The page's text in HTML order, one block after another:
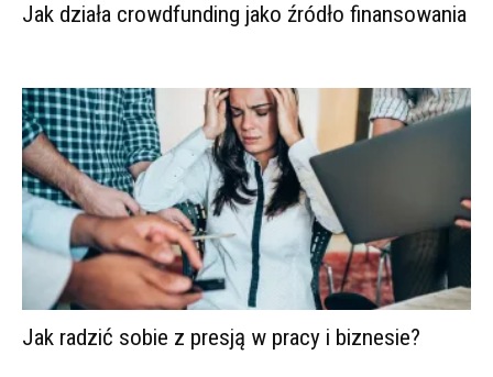
Jak działa crowdfunding jako źródło finansowania
Jak radzić sobie z presją w pracy i biznesie?